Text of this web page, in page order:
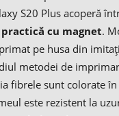
S20 Plus acoperă
cu magnet.
pe husa din
metodei de
fibrele sunt colorate
este rezistent la